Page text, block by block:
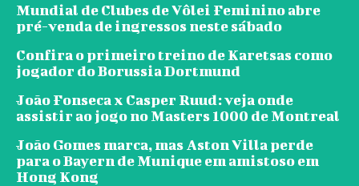
Mundial de Clubes de Vôlei Feminino abre
pré-venda de ingressos neste sábado
Confira o primeiro treino de Karetsas como
jogador do Borussia Dortmund
João Fonseca x Casper Ruud: veja onde
assistir ao jogo no Masters 1000 de Montreal
João Gomes marca, mas Aston Villa perde
para o Bayern de Munique em amistoso em
Hong Kong